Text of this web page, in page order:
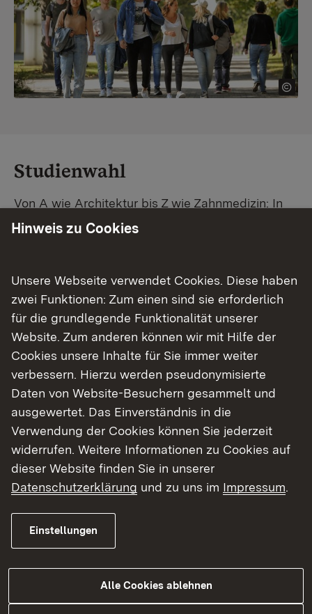
Studienwahl
Von A wie Architektur bis Z wie Zahnmedizin: In
Baden-Württemberg warten unzählige
Studiengangsuche schnell den passenden
Studienplatz. Außerdem gibt's eine Schritt-für-
Schritt-Anleitung zu deinem Traum-Studium.
Finde dein Studium in Baden-Württemberg
Hinweis zu Cookies
Unsere Webseite verwendet Cookies. Diese haben
zwei Funktionen: Zum einen sind sie erforderlich
für die grundlegende Funktionalität unserer
Website. Zum anderen können wir mit Hilfe der
Cookies unsere Inhalte für Sie immer weiter
verbessern. Hierzu werden pseudonymisierte
Daten von Website-Besuchern gesammelt und
ausgewertet. Das Einverständnis in die
Verwendung der Cookies können Sie jederzeit
widerrufen. Weitere Informationen zu Cookies auf
dieser Website finden Sie in unserer
Datenschutzerklärung und zu uns im Impressum.
Einstellungen
Alle Cookies ablehnen